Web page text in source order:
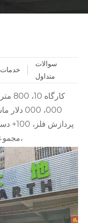
خدمات
سوالات
متداول
مجموعه، 90 درصد سفارش سالانه سفارشی،